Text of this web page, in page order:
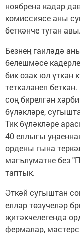
ноябренә кадәр
комиссиясе аны
беткәнче туган
Безнең гаиләдә
белешмәсе
бик озак юл үткән
теткәләнеп
соң бирелгән
бүләкләре,
Тик бүләкләре
40 еллыгы
ордены гына
мәгълүматне без
таптык.
Әткәй сугыштан
еллар төзүчеләр
җитәкчелегендә
фермалар,